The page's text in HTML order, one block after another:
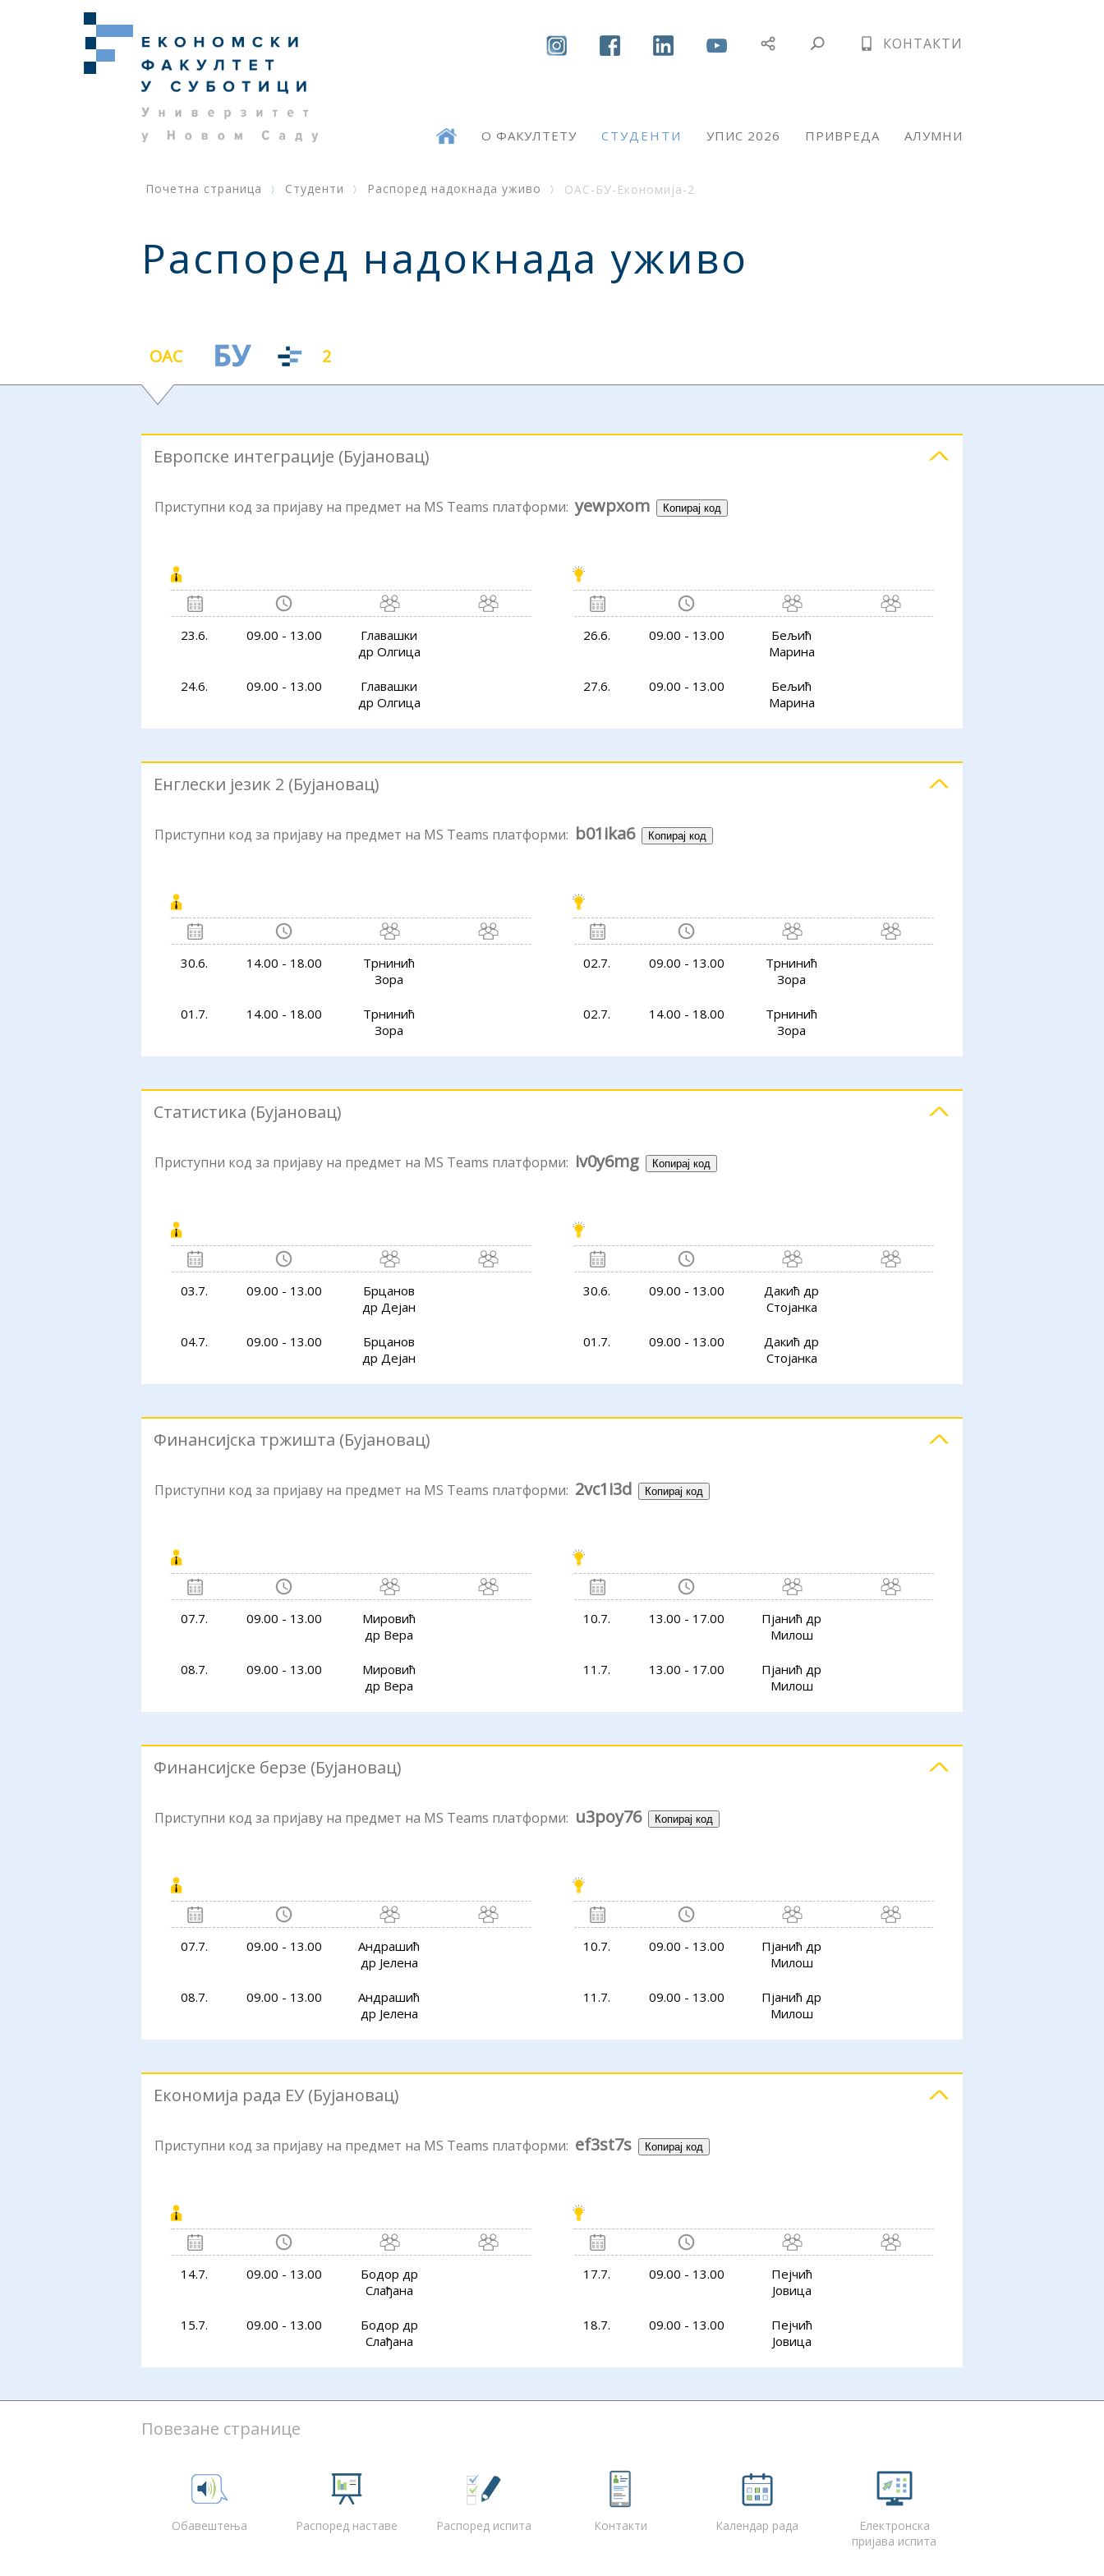
КОНТАКТИ
О ФАКУЛТЕТУ СТУДЕНТИ УПИС 2026 ПРИВРЕДА АЛУМНИ
Почетна страница Студенти Распоред надокнада уживо ОАС-БУ-Економија-2
Распоред надокнада уживо
ОАС 2
Европске интеграције (Бујановац)
Приступни код за пријаву на предмет на MS Teams платформи: yewpxom Копирај код
23.6. 09.00 - 13.00
Главашки
др Олгица
24.6. 09.00 - 13.00
Главашки
др Олгица
26.6. 09.00 - 13.00
Бељић
Марина
27.6. 09.00 - 13.00
Бељић
Марина
Енглески језик 2 (Бујановац)
Приступни код за пријаву на предмет на MS Teams платформи: b01ika6 Копирај код
30.6. 14.00 - 18.00
Трнинић
Зора
01.7. 14.00 - 18.00
Трнинић
Зора
02.7. 09.00 - 13.00
Трнинић
Зора
02.7. 14.00 - 18.00
Трнинић
Зора
Статистика (Бујановац)
Приступни код за пријаву на предмет на MS Teams платформи: iv0y6mg Копирај код
03.7. 09.00 - 13.00
Брцанов
др Дејан
04.7. 09.00 - 13.00
Брцанов
др Дејан
30.6. 09.00 - 13.00
Дакић др
Стојанка
01.7. 09.00 - 13.00
Дакић др
Стојанка
Финансијска тржишта (Бујановац)
Приступни код за пријаву на предмет на MS Teams платформи: 2vc1i3d Копирај код
07.7. 09.00 - 13.00
Мировић
др Вера
08.7. 09.00 - 13.00
Мировић
др Вера
10.7. 13.00 - 17.00
Пјанић др
Милош
11.7. 13.00 - 17.00
Пјанић др
Милош
Финансијске берзе (Бујановац)
Приступни код за пријаву на предмет на MS Teams платформи: u3poy76 Копирај код
07.7. 09.00 - 13.00
Андрашић
др Јелена
08.7. 09.00 - 13.00
Андрашић
др Јелена
10.7. 09.00 - 13.00
Пјанић др
Милош
11.7. 09.00 - 13.00
Пјанић др
Милош
Економија рада ЕУ (Бујановац)
Приступни код за пријаву на предмет на MS Teams платформи: ef3st7s Копирај код
14.7. 09.00 - 13.00
Бодор др
Слађана
15.7. 09.00 - 13.00
Бодор др
Слађана
17.7. 09.00 - 13.00
Пејчић
Јовица
18.7. 09.00 - 13.00
Пејчић
Јовица
Повезане странице
Обавештења Распоред наставе Распоред испита Контакти Календар рада
Електронска
пријава испита